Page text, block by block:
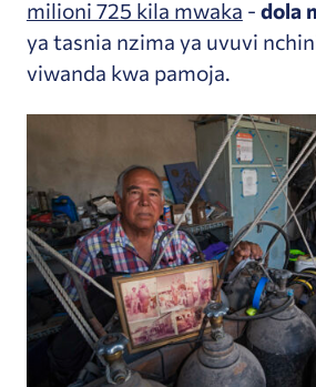
milioni 725 kila mwaka - dola
ya tasnia nzima ya uvuvi
viwanda kwa pamoja.